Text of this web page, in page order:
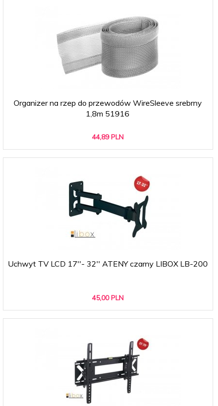
Organizer na rzep do przewodów WireSleeve srebrny
1,8m 51916
44,89 PLN
Uchwyt TV LCD 17''- 32'' ATENY czarny LIBOX LB-200
45,00 PLN